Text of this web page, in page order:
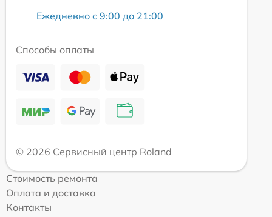
Ежедневно с 9:00 до 21:00
Способы оплаты
© 2026 Сервисный центр Roland
Стоимость ремонта
Оплата и доставка
Контакты